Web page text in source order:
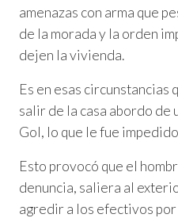
amenazas con arma que
de la morada y la orden
dejen la vivienda.
Es en esas circunstancias
salir de la casa abordo de
Gol, lo que le fue
Esto provocó que el
denuncia, saliera al
agredir a los efectivos